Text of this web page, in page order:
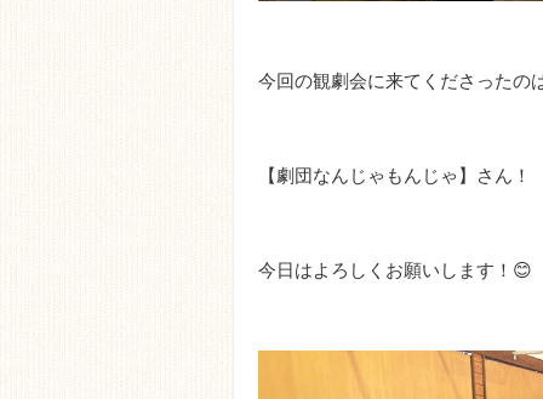
今回の観劇会に来てくださったの
【劇団なんじゃもんじゃ】さん！
今日はよろしくお願いします！😊